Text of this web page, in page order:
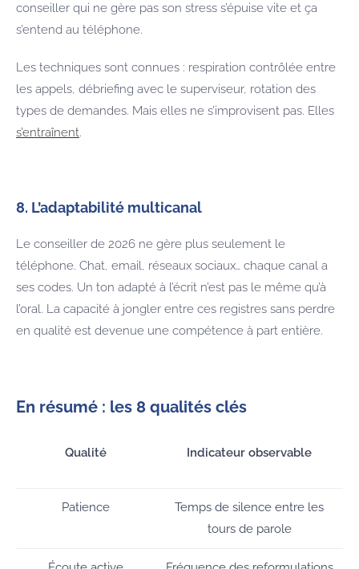
conseiller qui ne gère pas son stress s’épuise vite et ça
s’entend au téléphone.
Les techniques sont connues : respiration contrôlée entre
les appels, débriefing avec le superviseur, rotation des
types de demandes. Mais elles ne s’improvisent pas. Elles
s’entraînent.
8. L’adaptabilité multicanal
Le conseiller de 2026 ne gère plus seulement le
téléphone. Chat, email, réseaux sociaux… chaque canal a
ses codes. Un ton adapté à l’écrit n’est pas le même qu’à
l’oral. La capacité à jongler entre ces registres sans perdre
en qualité est devenue une compétence à part entière.
En résumé : les 8 qualités clés
Qualité Indicateur observable
Patience
Temps de silence entre les
tours de parole